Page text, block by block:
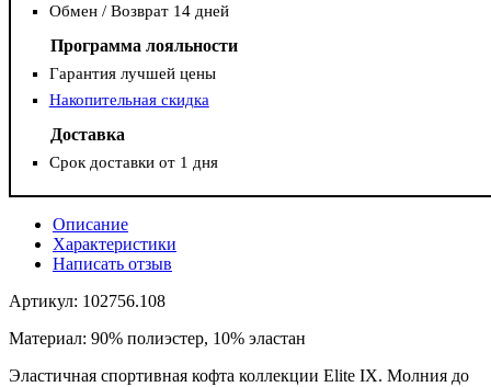
Обмен / Возврат 14 дней
Программа лояльности
Гарантия лучшей цены
Накопительная скидка
Доставка
Срок доставки от 1 дня
Описание
Характеристики
Написать отзыв
Артикул: 102756.108
Материал: 90% полиэстер, 10% эластан
Эластичная спортивная кофта коллекции Elite IX. Молния до